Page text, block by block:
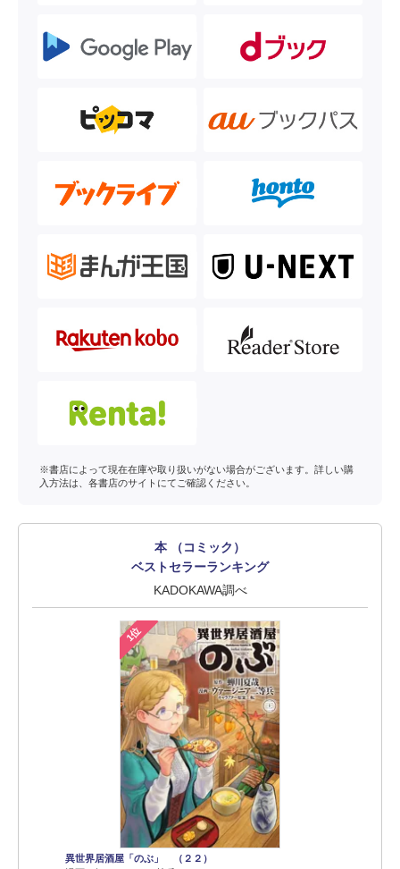
※書店によって現在在庫や取り扱いがない場合がございます。詳しい購
入方法は、各書店のサイトにてご確認ください。
本 （コミック）
ベストセラーランキング
KADOKAWA調べ
1位
異世界居酒屋「のぶ」 （２２）